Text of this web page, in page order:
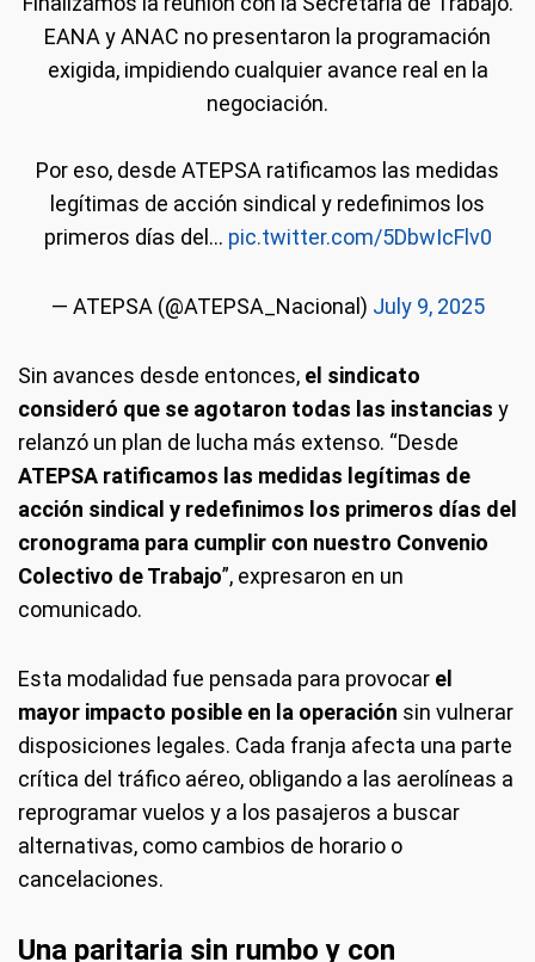
EANA y ANAC no presentaron la programación
exigida, impidiendo cualquier avance real en la
negociación.
Por eso, desde ATEPSA ratificamos las medidas
legítimas de acción sindical y redefinimos los
primeros días del… pic.twitter.com/5DbwIcFlv0
— ATEPSA (@ATEPSA_Nacional) July 9, 2025
Sin avances desde entonces, el sindicato
consideró que se agotaron todas las instancias y
relanzó un plan de lucha más extenso. “Desde
ATEPSA ratificamos las medidas legítimas de
acción sindical y redefinimos los primeros días del
cronograma para cumplir con nuestro Convenio
Colectivo de Trabajo”, expresaron en un
comunicado.
Esta modalidad fue pensada para provocar el
mayor impacto posible en la operación sin vulnerar
disposiciones legales. Cada franja afecta una parte
crítica del tráfico aéreo, obligando a las aerolíneas a
reprogramar vuelos y a los pasajeros a buscar
alternativas, como cambios de horario o
cancelaciones.
Una paritaria sin rumbo y con